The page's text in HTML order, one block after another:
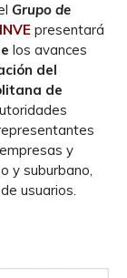
Grupo de
presentará
los avances
del
de
y
y suburbano,
usuarios.